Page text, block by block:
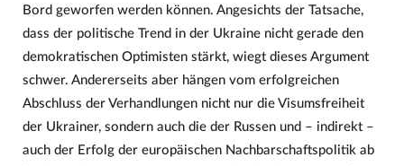
Bord geworfen werden können. Angesichts der Tatsache,
dass der politische Trend in der Ukraine nicht gerade den
demokratischen Optimisten stärkt, wiegt dieses Argument
schwer. Andererseits aber hängen vom erfolgreichen
Abschluss der Verhandlungen nicht nur die Visumsfreiheit
der Ukrainer, sondern auch die der Russen und – indirekt –
auch der Erfolg der europäischen Nachbarschaftspolitik ab